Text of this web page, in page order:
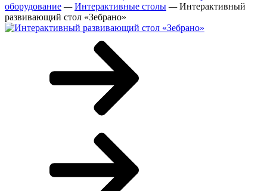
оборудование —Интерактивные столы —Интерактивный
развивающий стол «Зебрано»